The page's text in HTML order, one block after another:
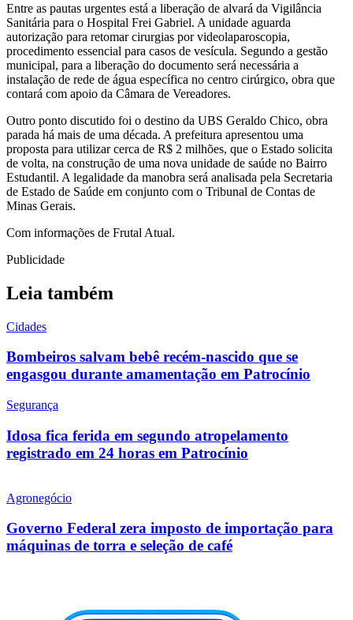
Entre as pautas urgentes está a liberação de alvará da Vigilância
Sanitária para o Hospital Frei Gabriel. A unidade aguarda
autorização para retomar cirurgias por videolaparoscopia,
procedimento essencial para casos de vesícula. Segundo a gestão
municipal, para a liberação do documento será necessária a
instalação de rede de água específica no centro cirúrgico, obra que
contará com apoio da Câmara de Vereadores.
Outro ponto discutido foi o destino da UBS Geraldo Chico, obra
parada há mais de uma década. A prefeitura apresentou uma
proposta para utilizar cerca de R$ 2 milhões, que o Estado solicita
de volta, na construção de uma nova unidade de saúde no Bairro
Estudantil. A legalidade da manobra será analisada pela Secretaria
de Estado de Saúde em conjunto com o Tribunal de Contas de
Minas Gerais.
Com informações de Frutal Atual.
Publicidade
Leia também
Cidades
Bombeiros salvam bebê recém-nascido que se
engasgou durante amamentação em Patrocínio
Segurança
Idosa fica ferida em segundo atropelamento
registrado em 24 horas em Patrocínio
Agronegócio
Governo Federal zera imposto de importação para
máquinas de torra e seleção de café